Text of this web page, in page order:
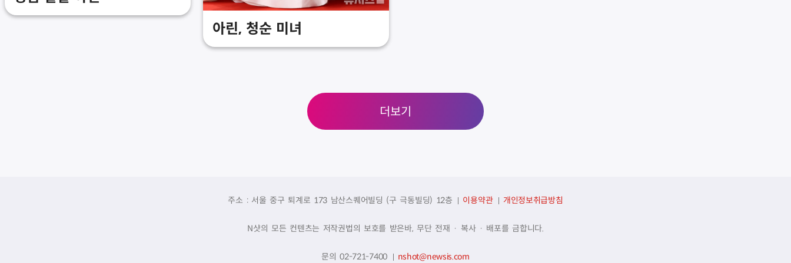
아린, 청순 미녀
더보기
주소 : 서울 중구 퇴계로 173 남산스퀘어빌딩 (구 극동빌딩) 12층 이용약관 개인정보취급방침
N샷의 모든 컨텐츠는 저작권법의 보호를 받은바, 무단 전재 · 복사 · 배포를 금합니다.
문의 02-721-7400 nshot@newsis.com